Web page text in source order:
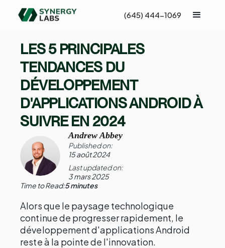
(645) 444-1069
LES 5 PRINCIPALES
TENDANCES DU
DÉVELOPPEMENT
D'APPLICATIONS ANDROID À
SUIVRE EN 2024
Andrew Abbey
Published on:
15 août 2024
Last updated on:
3 mars 2025
Time to Read:5 minutes
Alors que le paysage technologique
continue de progresser rapidement, le
développement d'applications Android
reste à la pointe de l'innovation.